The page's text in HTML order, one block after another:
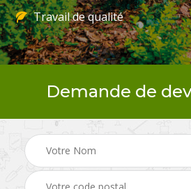
Travail de qualité
Demande de